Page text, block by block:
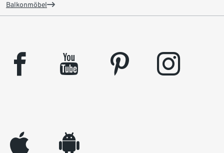
Balkonmöbel
facebook youtube pinterest instagram
appleinc android